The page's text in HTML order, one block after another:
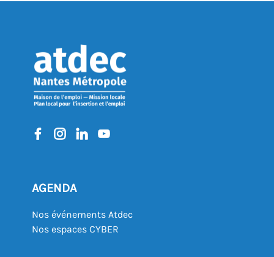
AGENDA
Nos événements Atdec
Nos espaces CYBER